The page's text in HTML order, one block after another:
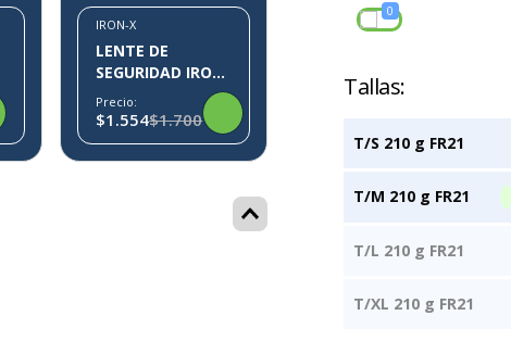
IRON-X
LENTE DE
SEGURIDAD IRON-
X IX10
Precio:
$1.554$1.700
0
T/S 210 g FR21
T/M 210 g FR21
T/L 210 g FR21
T/XL 210 g FR21